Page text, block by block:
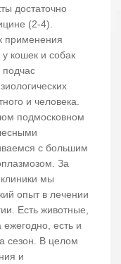
достаточно
(2-4).
применения
кошек и собак
подчас
и человека.
подмосковном
с большим
За
мы
опыт в лечении
Есть животные,
есть и
сезон. В целом
и